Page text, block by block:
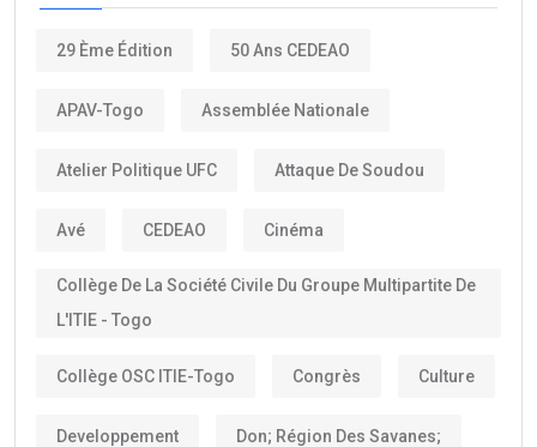
29 Ème Édition 50 Ans CEDEAO
APAV-Togo Assemblée Nationale
Atelier Politique UFC Attaque De Soudou
Avé CEDEAO Cinéma
Collège De La Société Civile Du Groupe Multipartite De
L'ITIE - Togo
Collège OSC ITIE-Togo Congrès Culture
Developpement Don; Région Des Savanes;